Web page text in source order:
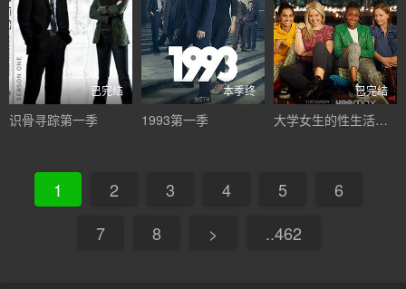
已完结
识骨寻踪第一季
本季终
1993第一季
已完结
大学女生的性生活第二季
1 2 3 4 5
6
7
8 > ..462